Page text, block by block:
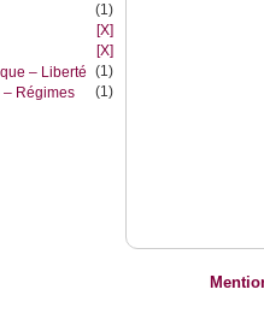
(1)
[X]
[X]
– Liberté (1)
Régimes
(1)